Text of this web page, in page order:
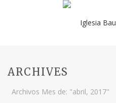
ARCHIVES
Archivos Mes de: "abril, 2017"